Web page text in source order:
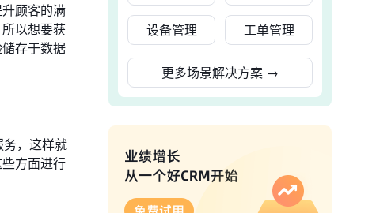
顾客的满
以想要获
存于数据
，这样就
方面进行
设备管理 工单管理
更多场景解决方案 →